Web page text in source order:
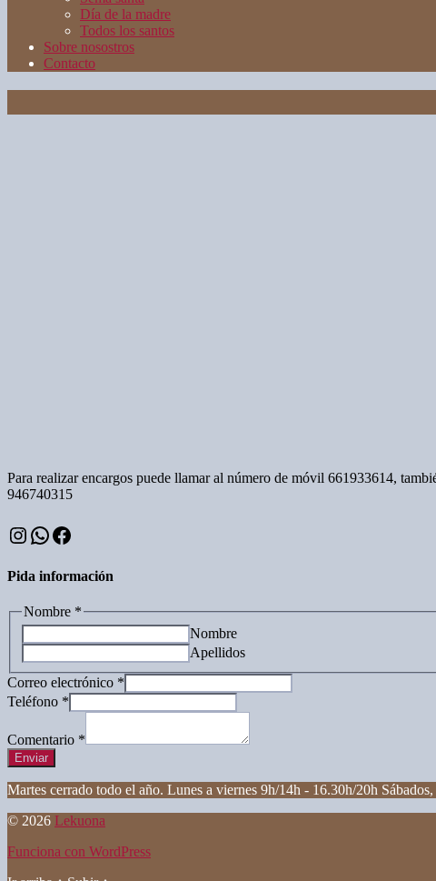
Día de la madre
Todos los santos
Sobre nosostros
Contacto
Para realizar encargos puede llamar al número de móvil 661933614,
946740315
Instagram
WhatsApp
Facebook
Pida información
Nombre *
Nombre
Apellidos
Correo electrónico *
Teléfono *
Comentario *
Enviar
Martes cerrado todo el año. Lunes a viernes 9h/14h - 16.30h/20h
© 2026 Lekuona
Funciona con WordPress